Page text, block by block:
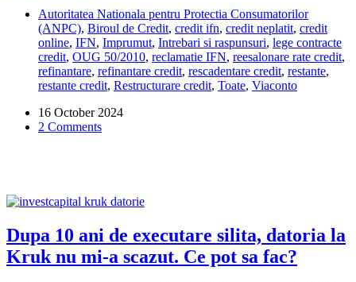
daca
Viaconto
nu
vrea
sa-
mi
creditul?
Autoritatea Nationala pentru Protectia Consumatorilor
(ANPC), Biroul de Credit, credit ifn, credit neplatit, credit
online, IFN, Imprumut, Intrebari si raspunsuri, lege contracte
credit, OUG 50/2010, reclamatie IFN, reesalonare rate credit,
refinantare, refinantare credit, rescadentare credit, restante,
restante credit, Restructurare credit, Toate, Viaconto
16 October 2024
2 Comments
Dupa 10 ani de executare silita, datoria la
Kruk nu mi-a scazut. Ce pot sa fac?